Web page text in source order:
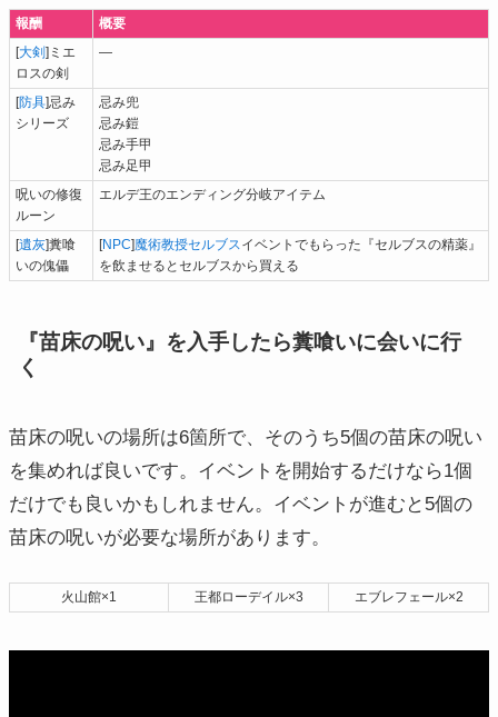
報酬
概要
[大剣]ミエ
ロスの剣
―
[防具]忌み
シリーズ
忌み兜
忌み鎧
忌み手甲
忌み足甲
呪いの修復
ルーン
エルデ王のエンディング分岐アイテム
[遺灰]糞喰
いの傀儡
[NPC]魔術教授セルブスイベントでもらった『セルブスの精薬』
を飲ませるとセルブスから買える
『苗床の呪い』を入手したら糞喰いに会いに行
く
苗床の呪いの場所は6箇所で、そのうち5個の苗床の呪い
を集めれば良いです。イベントを開始するだけなら1個
だけでも良いかもしれません。イベントが進むと5個の
苗床の呪いが必要な場所があります。
火山館×1 王都ローデイル×3 エブレフェール×2